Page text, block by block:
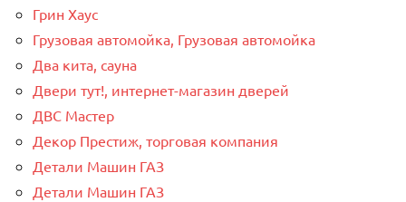
Грин Хаус
Грузовая автомойка, Грузовая автомойка
Два кита, сауна
Двери тут!, интернет-магазин дверей
ДВС Мастер
Декор Престиж, торговая компания
Детали Машин ГАЗ
Детали Машин ГАЗ